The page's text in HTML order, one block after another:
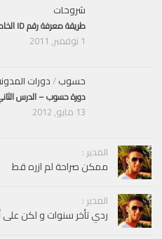
شروحات
طريقة معرفة رقم ID الخاص بك على الفيس بوك
1 نوفمبر, 2011
حسوب/دورات
دورة حسوب – الدرس
13 مايو, 2012
المدير :
ممكن صراحة لم ازره قط
المدير :
ردي تأخر سنوات و لكن على